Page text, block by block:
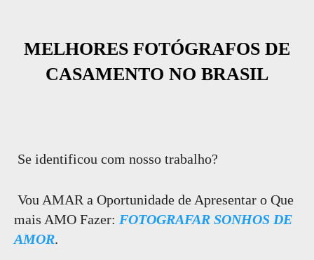
MELHORES FOTÓGRAFOS DE
CASAMENTO NO BRASIL
Se identificou com nosso trabalho?
Vou AMAR a Oportunidade de Apresentar o Que
mais AMO Fazer: FOTOGRAFAR SONHOS DE
AMOR.